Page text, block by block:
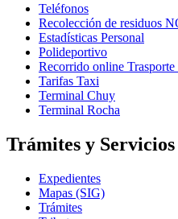
Teléfonos
Recolección de residuos
Estadísticas Personal
Polideportivo
Recorrido online
Tarifas Taxi
Terminal Chuy
Terminal Rocha
Trámites y Servicios
Expedientes
Mapas (SIG)
Trámites